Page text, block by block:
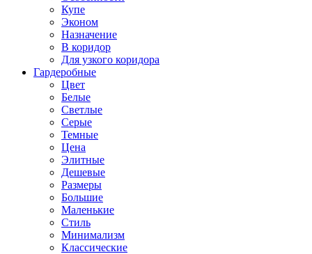
Купе
Эконом
Назначение
В коридор
Для узкого коридора
Гардеробные
Цвет
Белые
Светлые
Серые
Темные
Цена
Элитные
Дешевые
Размеры
Большие
Маленькие
Стиль
Минимализм
Классические